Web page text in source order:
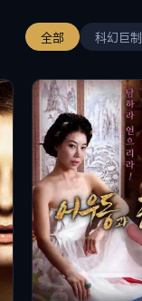
全部 科幻巨制